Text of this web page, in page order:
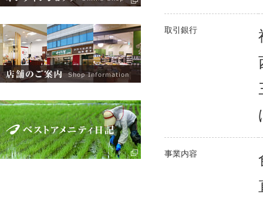
取引銀行
事業内容